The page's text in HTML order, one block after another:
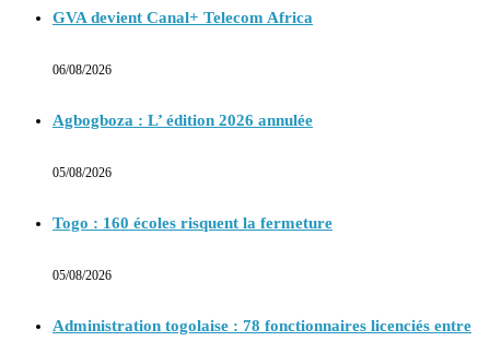
GVA devient Canal+ Telecom Africa
06/08/2026
Agbogboza : L’ édition 2026 annulée
05/08/2026
Togo : 160 écoles risquent la fermeture
05/08/2026
Administration togolaise : 78 fonctionnaires licenciés entre